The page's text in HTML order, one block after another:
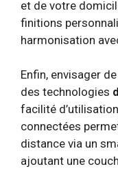
et de votre
finitions
harmonisation
Enfin, envisager
des technologies
facilité
connectées
distance via un
ajoutant une